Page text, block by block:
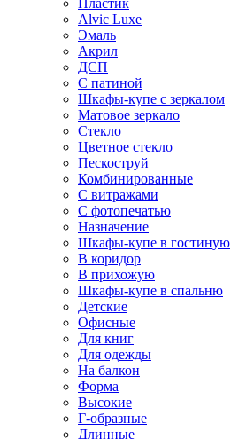
Пластик
Alvic Luxe
Эмаль
Акрил
ДСП
С патиной
Шкафы-купе с зеркалом
Матовое зеркало
Стекло
Цветное стекло
Пескоструй
Комбинированные
С витражами
С фотопечатью
Назначение
Шкафы-купе в гостиную
В коридор
В прихожую
Шкафы-купе в спальню
Детские
Офисные
Для книг
Для одежды
На балкон
Форма
Высокие
Г-образные
Длинные